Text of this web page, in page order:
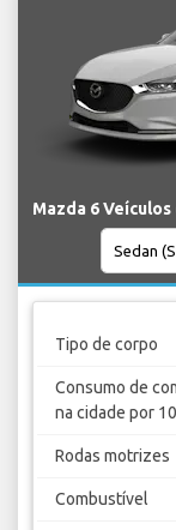
Mazda 6
Tipo de corpo
Consumo de
na cidade por
Rodas motrizes
Combustível